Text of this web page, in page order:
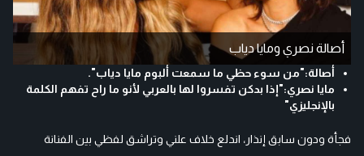
أصالة نصري ومايا دياب
أصالة:"من سوء حظي ما سمعت ألبوم مايا دياب".
مايا نصري:"إذا بدكن تفسروا لها بالعربي لأنو ما راح تفهم الكلمة
بالإنجليزي"
فجأة ودون سابق إنذار، اندلع خلاف علني وتراشق لفظي بين الفنانة